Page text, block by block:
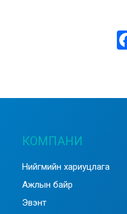
КОМПАНИ
Нийгмийн хариуцлага
Ажлын байр
Эвэнт